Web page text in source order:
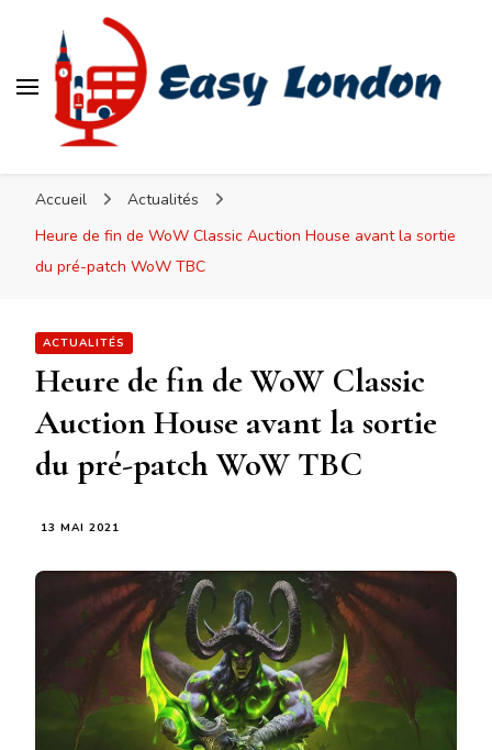
Accueil
Actualités
Heure de fin de WoW Classic Auction House avant la sortie
du pré-patch WoW TBC
ACTUALITÉS
Heure de fin de WoW Classic
Auction House avant la sortie
du pré-patch WoW TBC
13 MAI 2021